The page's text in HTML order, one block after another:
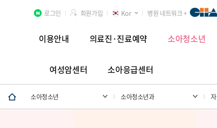
로그인 회원가입 Kor 병원 네트워크 +
이용안내 의료진·진료예약 소아청소년
여성암센터 소아응급센터
소아청소년 소아청소년과